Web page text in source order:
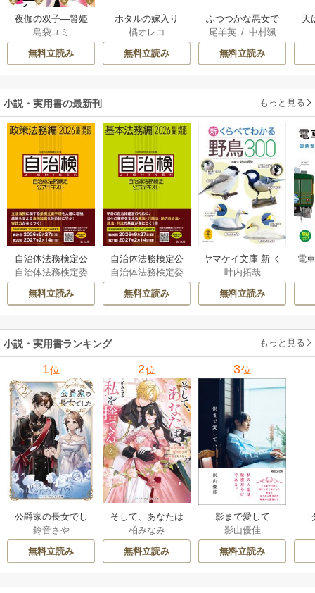
夜伽の双子―贄姫
は二人の王子に愛
される―
島袋ユミ
無料立読み
ホタルの嫁入り
橘オレコ
無料立読み
ふつつかな悪女で
はございますが ～
雛宮蝶鼠とりかえ
伝～
尾羊英/ 中村颯
希
/ ゆき哉
無料立読み
天
小説・実用書の最新刊 もっと見る
自治体法務検定公
式テキスト 政策
法務編 ２０２６
年度検定対応 1巻
自治体法務検定委
員会
無料立読み
自治体法務検定公
式テキスト 基本
法務編 ２０２６
年度検定対応 1巻
自治体法務検定委
員会
無料立読み
ヤマケイ文庫 新 く
らべてわかる野鳥3
00 1巻
叶内拓哉
無料立読み
電
小説・実用書ランキング もっと見る
1位
公爵家の長女でし
た
鈴音さや
無料立読み
2位
そして、あなたは
私を捨てる
柏みなみ
無料立読み
3位
影まで愛して
影山優佳
無料立読み